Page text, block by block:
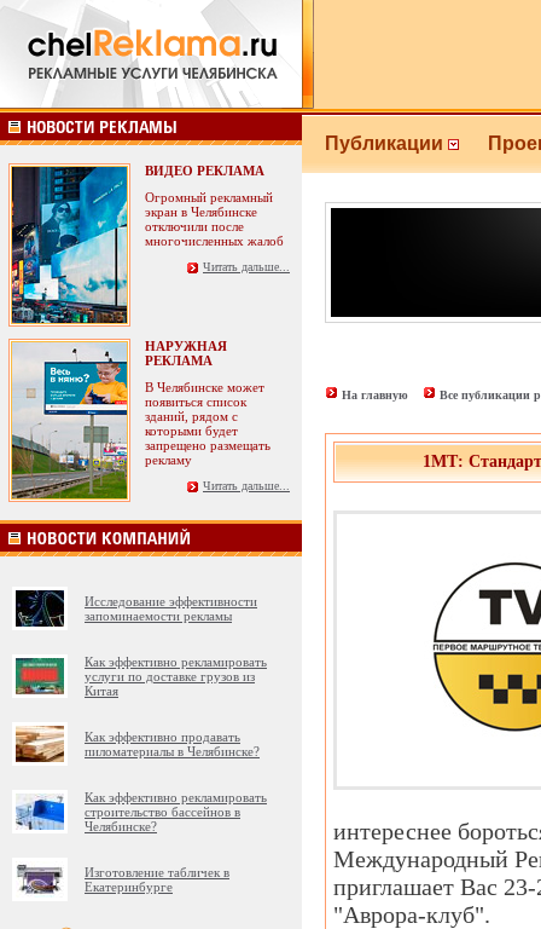
ВИДЕО РЕКЛАМА
Огромный рекламный
экран в Челябинске
отключили после
многочисленных жалоб
Читать дальше...
НАРУЖНАЯ
РЕКЛАМА
В Челябинске может
появиться список
зданий, рядом с
которыми будет
запрещено размещать
рекламу
Читать дальше...
Исследование эффективности
запоминаемости рекламы
Как эффективно рекламировать
услуги по доставке грузов из
Китая
Как эффективно продавать
пиломатериалы в Челябинске?
Как эффективно рекламировать
строительство бассейнов в
Челябинске?
Изготовление табличек в
Екатеринбурге
Публикации
На главную Все публикации
1МТ:
интереснее
Международный
приглашает Вас
"Аврора-клуб".